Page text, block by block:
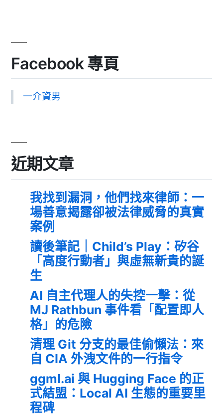
Facebook 專頁
一介資男
近期文章
我找到漏洞，他們找來律師：一
場善意揭露卻被法律威脅的真實
案例
讀後筆記｜Child’s Play：矽谷
「高度行動者」與虛無新貴的誕
生
AI 自主代理人的失控一擊：從
MJ Rathbun 事件看「配置即人
格」的危險
清理 Git 分支的最佳偷懶法：來
自 CIA 外洩文件的一行指令
ggml.ai 與 Hugging Face 的正
式結盟：Local AI 生態的重要里
程碑